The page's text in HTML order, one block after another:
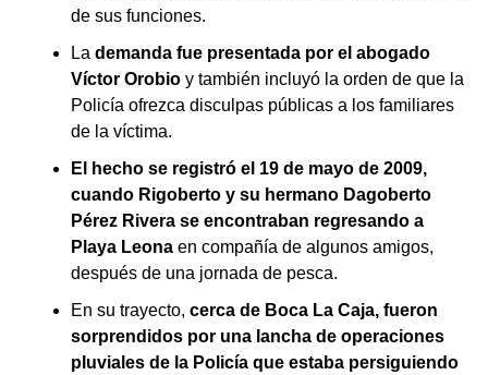
de sus funciones.
La demanda fue presentada por el abogado
Víctor Orobio y también incluyó la orden de que la
Policía ofrezca disculpas públicas a los familiares
de la víctima.
El hecho se registró el 19 de mayo de 2009,
cuando Rigoberto y su hermano Dagoberto
Pérez Rivera se encontraban regresando a
Playa Leona en compañía de algunos amigos,
después de una jornada de pesca.
En su trayecto, cerca de Boca La Caja, fueron
sorprendidos por una lancha de operaciones
pluviales de la Policía que estaba persiguiendo